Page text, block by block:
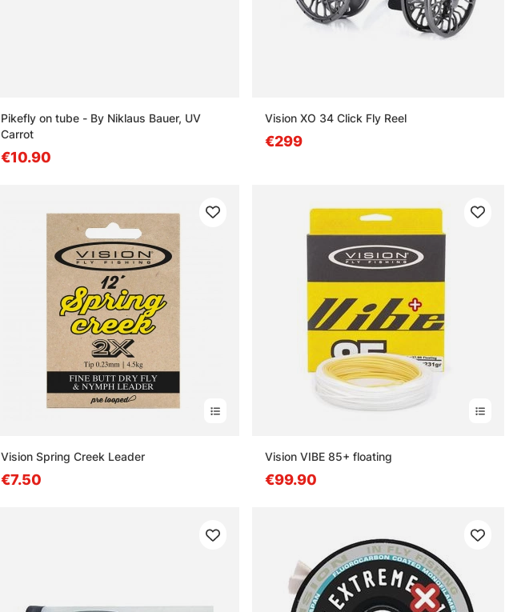
Pikefly on tube - By Niklaus Bauer, UV
Carrot
€10.90
Vision XO 34 Click Fly Reel
€299
Vision Spring Creek Leader
€7.50
Vision VIBE 85+ floating
€99.90